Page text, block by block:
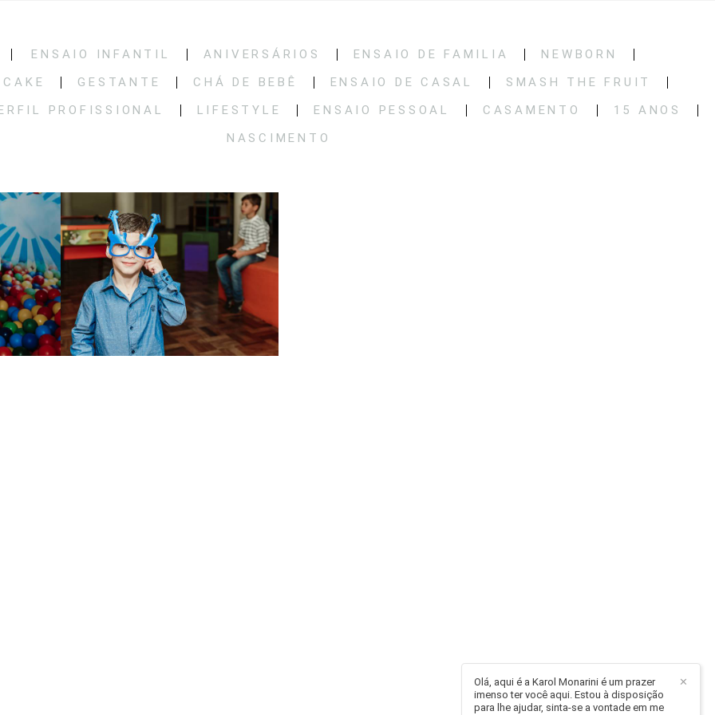
ENSAIO INFANTIL ANIVERSÁRIOS ENSAIO DE FAMILIA
NEWBORN
GESTANTE CHÁ DE BEBÊ ENSAIO DE CASAL
SMASH THE FRUIT
PROFISSIONAL LIFESTYLE ENSAIO PESSOAL CASAMENTO
15 ANOS
NASCIMENTO
904 1
✕
Olá, aqui é a Karol Monarini é um prazer
imenso ter você aqui. Estou à disposição
para lhe ajudar, sinta-se a vontade em me